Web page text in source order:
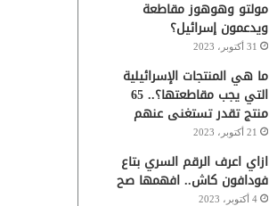
مولتو وهوهوز مقاطعة
ويدعمون إسرائيل؟
31 أكتوبر، 2023
ما هي المنتجات الإسرائيلية
التي يجب مقاطعتها؟.. 65
منتج تقدر تستغنى عنهم
21 أكتوبر، 2023
ازاي اعرف الرقم السري بتاع
فودافون كاش.. افهمها صح
4 أكتوبر، 2023